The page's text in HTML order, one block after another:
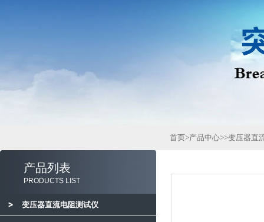
产品列表
PRODUCTS LIST
变压器直流电阻测试仪
首页>产品中心>>变压器直